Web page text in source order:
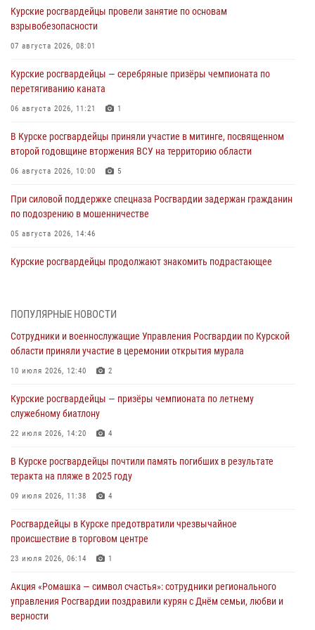
Курские росгвардейцы провели занятие по основам
взрывобезопасности
07 августа 2026, 08:01
Курские росгвардейцы — серебряные призёры чемпионата по
перетягиванию каната
06 августа 2026, 11:21 1
В Курске росгвардейцы приняли участие в митинге, посвященном
второй годовщине вторжения ВСУ на территорию области
06 августа 2026, 10:00 5
При силовой поддержке спецназа Росгвардии задержан гражданин
по подозрению в мошенничестве
05 августа 2026, 14:46
Курские росгвардейцы продолжают знакомить подрастающее
оздоровительных лагерях
05 августа 2026, 09:51
сбыта крупной партии наркотиков
04 августа 2026, 12:52
85 владельцев оружия
04 августа 2026, 07:00
297 выездов по сигналу «тревога»
03 августа 2026, 09:46
ПОПУЛЯРНЫЕ НОВОСТИ
Сотрудники и военнослужащие Управления Росгвардии по Курской
области приняли участие в церемонии открытия мурала
10 июля 2026, 12:40 2
Курские росгвардейцы — призёры чемпионата по летнему
служебному биатлону
22 июля 2026, 14:20 4
В Курске росгвардейцы почтили память погибших в результате
теракта на пляже в 2025 году
09 июля 2026, 11:38 4
Росгвардейцы в Курске предотвратили чрезвычайное
происшествие в торговом центре
23 июля 2026, 06:14 1
Акция «Ромашка — символ счастья»: сотрудники регионального
управления Росгвардии поздравили курян с Днём семьи, любви и
верности